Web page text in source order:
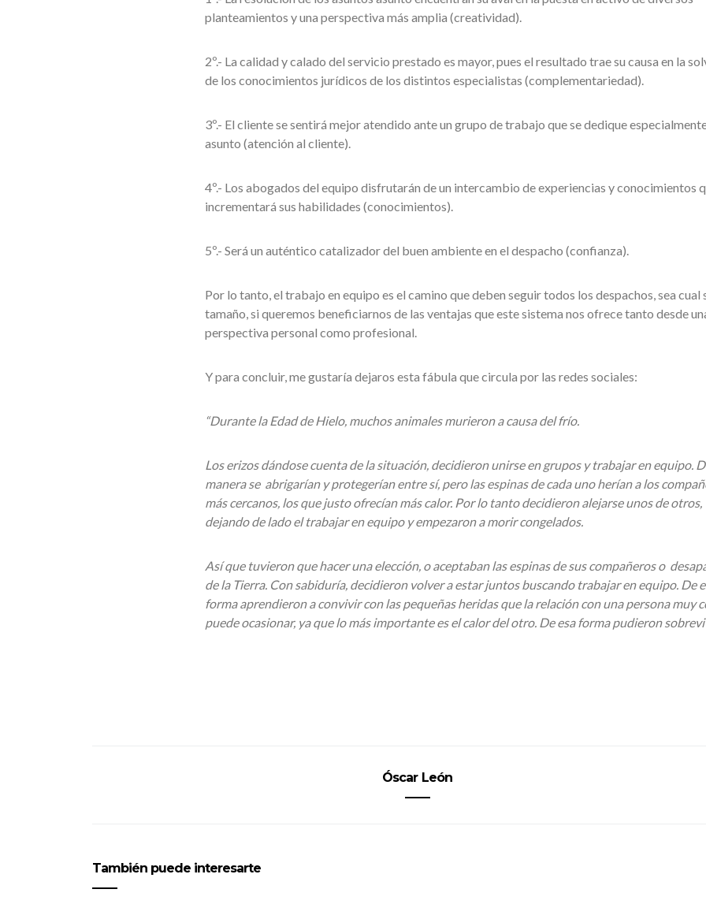
planteamientos y una perspectiva más amplia (creatividad).
2º.- La calidad y calado del servicio prestado es mayor, pues el resultado trae su causa en la
de los conocimientos jurídicos de los distintos especialistas (complementariedad).
3º.- El cliente se sentirá mejor atendido ante un grupo de trabajo que se dedique
asunto (atención al cliente).
4º.- Los abogados del equipo disfrutarán de un intercambio de experiencias y conocimientos
incrementará sus habilidades (conocimientos).
5º.- Será un auténtico catalizador del buen ambiente en el despacho (confianza).
Por lo tanto, el trabajo en equipo es el camino que deben seguir todos los despachos, sea cual
tamaño, si queremos beneficiarnos de las ventajas que este sistema nos ofrece tanto desde
perspectiva personal como profesional.
Y para concluir, me gustaría dejaros esta fábula que circula por las redes sociales:
“Durante la Edad de Hielo, muchos animales murieron a causa del frío.
Los erizos dándose cuenta de la situación, decidieron unirse en grupos y trabajar en equipo.
manera se abrigarían y protegerían entre sí, pero las espinas de cada uno herían a los
más cercanos, los que justo ofrecían más calor. Por lo tanto decidieron alejarse unos de otros,
dejando de lado el trabajar en equipo y empezaron a morir congelados.
Así que tuvieron que hacer una elección, o aceptaban las espinas de sus compañeros o
de la Tierra. Con sabiduría, decidieron volver a estar juntos buscando trabajar en equipo. De
forma aprendieron a convivir con las pequeñas heridas que la relación con una persona muy
puede ocasionar, ya que lo más importante es el calor del otro. De esa forma pudieron
Óscar León
También puede interesarte